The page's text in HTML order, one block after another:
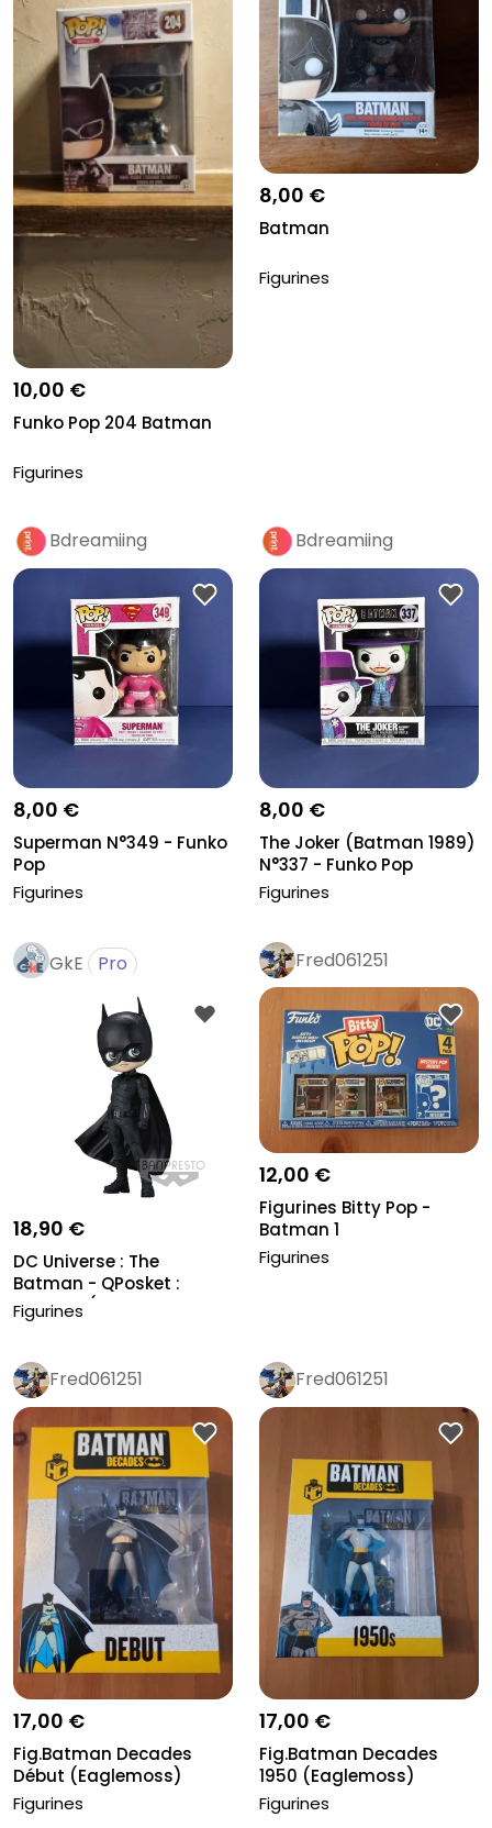
10,00 €
Funko Pop 204 Batman
Figurines
8,00 €
Batman
Figurines
Bdreamiing
8,00 €
Superman N°349 - Funko
Pop
Figurines
Bdreamiing
8,00 €
The Joker (Batman 1989)
N°337 - Funko Pop
Figurines
GkE Pro
18,90 €
DC Universe : The
Batman - QPosket :
Batman (Ver....
Figurines
Fred061251
12,00 €
Figurines Bitty Pop -
Batman 1
Figurines
Fred061251
17,00 €
Fig.Batman Decades
Début (Eaglemoss)
Figurines
Fred061251
17,00 €
Fig.Batman Decades
1950 (Eaglemoss)
Figurines